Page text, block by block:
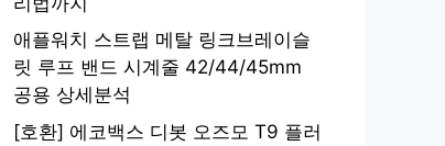
애플워치 스트랩 메탈 링크브레이슬
릿 루프 밴드 시계줄 42/44/45mm
공용 상세분석
[호환] 에코백스 디봇 오즈모 T9 플러